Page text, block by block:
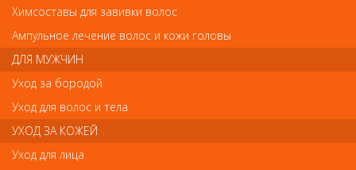
563р.-
В закладки Как оплатить? Как получить?
Химсоставы для завивки волос
Ампульное лечение волос и кожи головы
ДЛЯ МУЖЧИН
Уход за бородой
Уход для волос и тела
УХОД ЗА КОЖЕЙ
Уход для лица